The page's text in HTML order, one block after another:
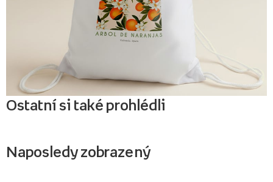
Ostatní si také prohlédli
Naposledy zobrazený